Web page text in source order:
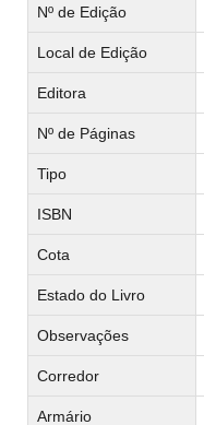
Nº de Edição
Local de Edição
Editora
Nº de Páginas
Tipo
ISBN
Cota
Estado do Livro
Observações
Corredor
Armário